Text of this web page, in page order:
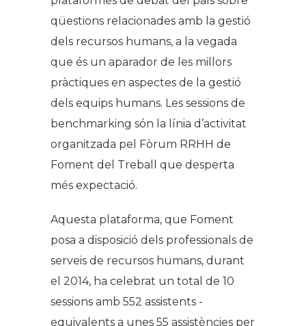
qüestions relacionades amb la gestió
dels recursos humans, a la vegada
que és un aparador de les millors
pràctiques en aspectes de la gestió
dels equips humans. Les sessions de
benchmarking són la línia d’activitat
organitzada pel Fòrum RRHH de
Foment del Treball que desperta
més expectació.
Aquesta plataforma, que Foment
posa a disposició dels professionals de
serveis de recursos humans, durant
el 2014, ha celebrat un total de 10
sessions amb 552 assistents -
equivalents a unes 55 assistències per